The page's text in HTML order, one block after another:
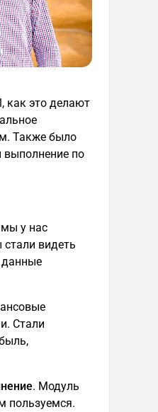
у нас
видеть
данные
Стали
. Модуль
пользуемся.